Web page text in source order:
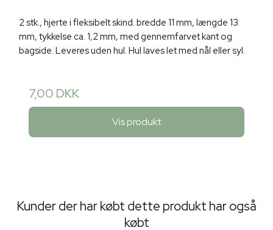
2 stk., hjerte i fleksibelt skind. bredde 11 mm, længde 13
mm, tykkelse ca. 1,2 mm, med gennemfarvet kant og
bagside. Leveres uden hul. Hul laves let med nål eller syl.
7,00 DKK
Vis produkt
Kunder der har købt dette produkt har også
købt